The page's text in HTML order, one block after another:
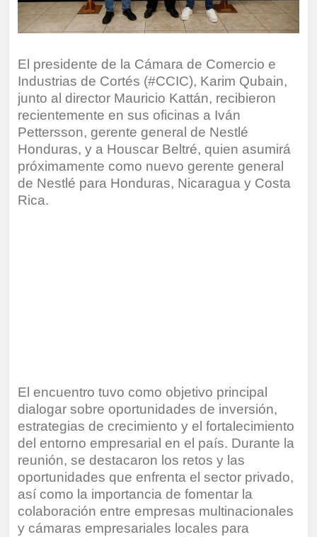
El presidente de la Cámara de Comercio e
Industrias de Cortés (#CCIC), Karim Qubain,
junto al director Mauricio Kattán, recibieron
recientemente en sus oficinas a Iván
Pettersson, gerente general de Nestlé
Honduras, y a Houscar Beltré, quien asumirá
próximamente como nuevo gerente general
de Nestlé para Honduras, Nicaragua y Costa
Rica.
El encuentro tuvo como objetivo principal
dialogar sobre oportunidades de inversión,
estrategias de crecimiento y el fortalecimiento
del entorno empresarial en el país. Durante la
reunión, se destacaron los retos y las
oportunidades que enfrenta el sector privado,
así como la importancia de fomentar la
colaboración entre empresas multinacionales
y cámaras empresariales locales para